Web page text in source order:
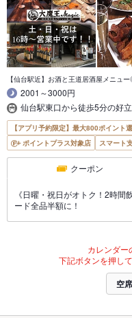
【仙台駅近】お酒と王道居酒屋メニュ
2001～3000円
仙台駅東口から徒歩5分の好
【アプリ予約限定】最大800ポイント
ポイントプラス対象店
スマート
クーポン
《日曜・祝日がオトク！2時
ード全品半額に！
カレンダー
下記ボタンを押し
空